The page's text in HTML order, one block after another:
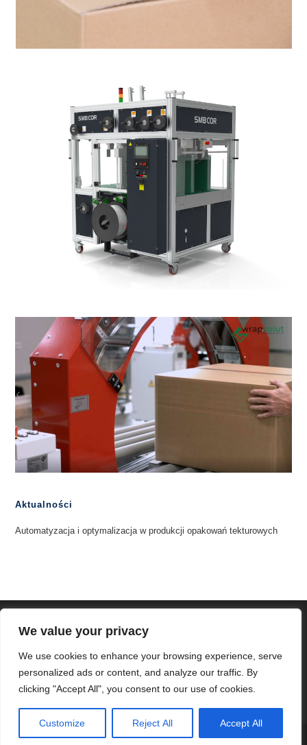
We value your privacy
We use cookies to enhance your browsing experience, serve
personalized ads or content, and analyze our traffic. By
clicking "Accept All", you consent to our use of cookies.
Customize Reject All Accept All
Aktualności
Automatyzacja i optymalizacja w produkcji opakowań tekturowych
Copyright - WordPress Theme by OceanWP